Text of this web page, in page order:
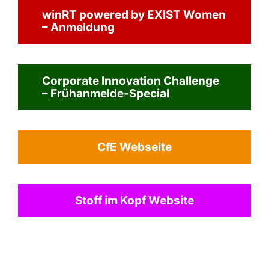
Partner
Makerspace
winRT powered by EXIST Women
– Anmeldung
Corporate Innovation Challenge
– Frühanmelde-Special
CfE Webseite
Stoff im Kopf Website